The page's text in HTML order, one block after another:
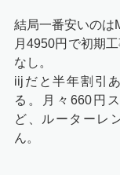
結局一番安いのは
月4950円で初期
なし。
iijだと半年割引
る。月々660円
ど、ルーターレ
ん。